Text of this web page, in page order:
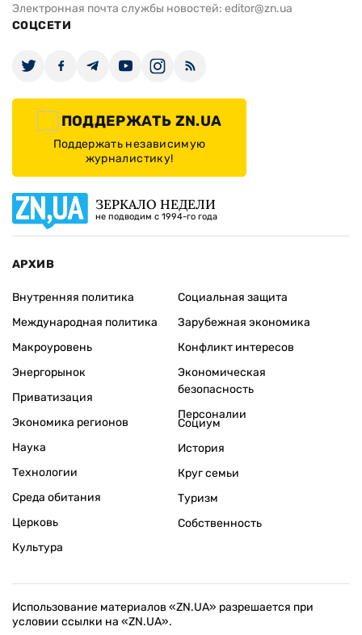
Электронная почта службы новостей: editor@zn.ua
СОЦСЕТИ
ПОДДЕРЖАТЬ ZN.UA
Поддержать независимую
журналистику!
ЗЕРКАЛО НЕДЕЛИ
не подводим с 1994-го года
АРХИВ
Внутренняя политика
Международная политика
Макроуровень
Энергорынок
Приватизация
Экономика регионов
Социальная защита
Зарубежная экономика
Конфликт интересов
Экономическая
безопасность
Персоналии
Наука
Технологии
Среда обитания
Церковь
Культура
Социум
История
Круг семьи
Туризм
Собственность
Использование материалов «ZN.UA» разрешается при
условии ссылки на «ZN.UA».